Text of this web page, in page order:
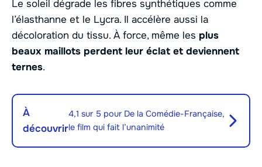
Le soleil dégrade les fibres synthétiques comme
l’élasthanne et le Lycra. Il accélère aussi la
décoloration du tissu. À force, même les plus
beaux maillots perdent leur éclat et deviennent
ternes.
À
découvrir
4,1 sur 5 pour De la Comédie-Française,
le film qui fait l’unanimité